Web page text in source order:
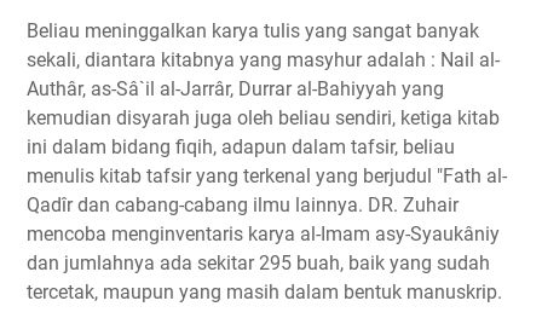
Beliau meninggalkan karya tulis yang sangat banyak
sekali, diantara kitabnya yang masyhur adalah : Nail al-
Authâr, as-Sâ`il al-Jarrâr, Durrar al-Bahiyyah yang
kemudian disyarah juga oleh beliau sendiri, ketiga kitab
ini dalam bidang fiqih, adapun dalam tafsir, beliau
menulis kitab tafsir yang terkenal yang berjudul "Fath al-
Qadîr dan cabang-cabang ilmu lainnya. DR. Zuhair
mencoba menginventaris karya al-Imam asy-Syaukâniy
dan jumlahnya ada sekitar 295 buah, baik yang sudah
tercetak, maupun yang masih dalam bentuk manuskrip.